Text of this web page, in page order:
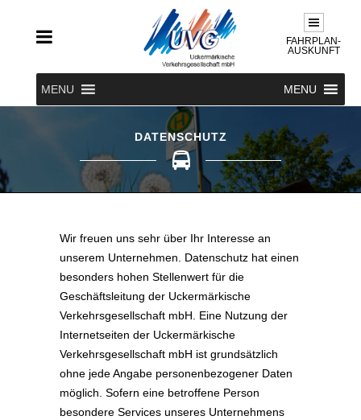
FAHRPLAN-
AUSKUNFT
MENU MENU
DATENSCHUTZ
Wir freuen uns sehr über Ihr Interesse an
unserem Unternehmen. Datenschutz hat einen
besonders hohen Stellenwert für die
Geschäftsleitung der Uckermärkische
Verkehrsgesellschaft mbH. Eine Nutzung der
Internetseiten der Uckermärkische
Verkehrsgesellschaft mbH ist grundsätzlich
ohne jede Angabe personenbezogener Daten
möglich. Sofern eine betroffene Person
besondere Services unseres Unternehmens